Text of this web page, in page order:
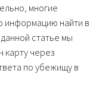
многие
информацию найти в
статье мы
карту через
по убежищу в